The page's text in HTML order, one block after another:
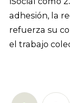
adhesión, la
refuerza su
el trabajo